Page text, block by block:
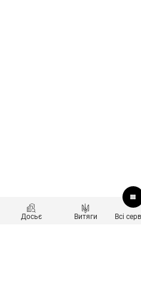
Досьє Витяги Всі